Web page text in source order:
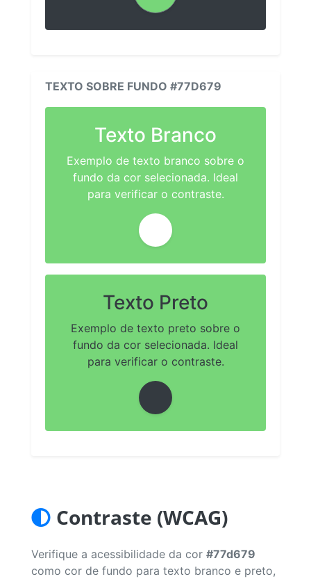
TEXTO SOBRE FUNDO #77D679
Texto Branco
Exemplo de texto branco sobre o
fundo da cor selecionada. Ideal
para verificar o contraste.
Texto Preto
Exemplo de texto preto sobre o
fundo da cor selecionada. Ideal
para verificar o contraste.
Contraste (WCAG)
Verifique a acessibilidade da cor #77d679
como cor de fundo para texto branco e preto,